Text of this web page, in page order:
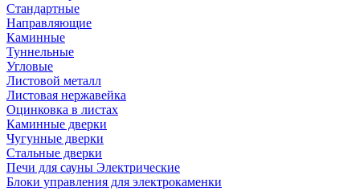
Стандартные
Направляющие
Каминные
Туннельные
Угловые
Листовой металл
Листовая нержавейка
Оцинковка в листах
Каминные дверки
Чугунные дверки
Стальные дверки
Печи для сауны Электрические
Блоки управления для электрокаменки